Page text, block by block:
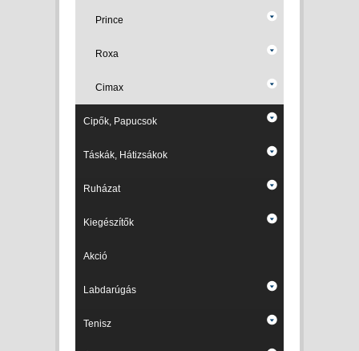
Prince
Roxa
Cimax
Cipők, Papucsok
Táskák, Hátizsákok
Ruházat
Kiegészítők
Akció
Labdarúgás
Tenisz